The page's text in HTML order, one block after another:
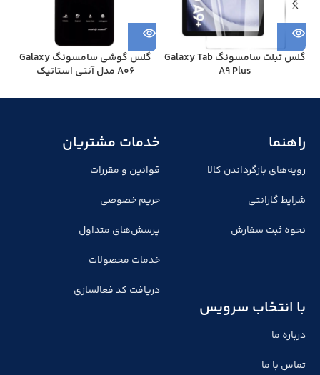
گلس تبلت سامسونگ Galaxy Tab
A9 Plus
گلس گوشی سامسونگ Galaxy
A06 مدل آنتی استاتیک
راهنما
رویه‌های بازگرداندن کالا
شرایط گارانتی
نحوه ثبت سفارش
خدمات مشتریان
قوانین و مقررات
حریم خصوصی
پرسش‌های متداول
خدمات محصولات
دریافت کد فعالسازی
با انتخاب سرویس
درباره ما
تماس با ما